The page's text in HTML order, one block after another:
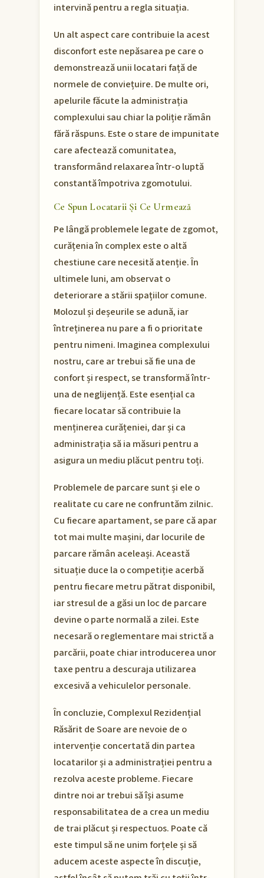
intervină pentru a regla situația.
Un alt aspect care contribuie la acest
disconfort este nepăsarea pe care o
demonstrează unii locatari față de
normele de conviețuire. De multe ori,
apelurile făcute la administrația
complexului sau chiar la poliție rămân
fără răspuns. Este o stare de impunitate
care afectează comunitatea,
transformând relaxarea într-o luptă
constantă împotriva zgomotului.
Ce Spun Locatarii Și Ce Urmează
Pe lângă problemele legate de zgomot,
curățenia în complex este o altă
chestiune care necesită atenție. În
ultimele luni, am observat o
deteriorare a stării spațiilor comune.
Molozul și deșeurile se adună, iar
întreținerea nu pare a fi o prioritate
pentru nimeni. Imaginea complexului
nostru, care ar trebui să fie una de
confort și respect, se transformă într-
una de neglijență. Este esențial ca
fiecare locatar să contribuie la
menținerea curățeniei, dar și ca
administrația să ia măsuri pentru a
asigura un mediu plăcut pentru toți.
Problemele de parcare sunt și ele o
realitate cu care ne confruntăm zilnic.
Cu fiecare apartament, se pare că apar
tot mai multe mașini, dar locurile de
parcare rămân aceleași. Această
situație duce la o competiție acerbă
pentru fiecare metru pătrat disponibil,
iar stresul de a găsi un loc de parcare
devine o parte normală a zilei. Este
necesară o reglementare mai strictă a
parcării, poate chiar introducerea unor
taxe pentru a descuraja utilizarea
excesivă a vehiculelor personale.
În concluzie, Complexul Rezidențial
Răsărit de Soare are nevoie de o
intervenție concertată din partea
locatarilor și a administrației pentru a
rezolva aceste probleme. Fiecare
dintre noi ar trebui să își asume
responsabilitatea de a crea un mediu
de trai plăcut și respectuos. Poate că
este timpul să ne unim forțele și să
aducem aceste aspecte în discuție,